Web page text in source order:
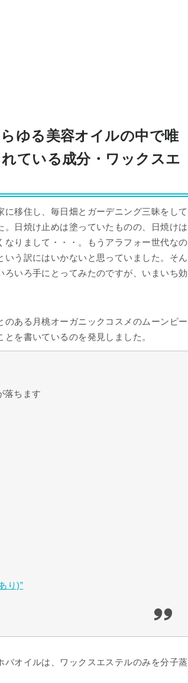
ゆる美容オイルの中で唯
ている成分・ワックスエ
移住し、毎日畑とガーデニング三昧をして
日焼け止めは塗っていたものの、日焼けは
なりまして・・・。もうアラフォー世代なの
う訳にはいかないと思っていました。そん
いろ手にとってみたのですが、いまいち効
ある月桃オーガニックコスメのムーンピー
を書いているのを発見しました。
落ちます
り)”
オイルは、ワックスエステルのみを分子蒸